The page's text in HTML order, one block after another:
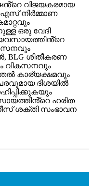
വിജയകരമായ
ഐസ് നിർമ്മാണ
ഒരു വേദി
BLG ശീതീകരണ
വികസനവും
കാര്യക്ഷമവും
ദിശയിൽ
ഹരിത
ശക്തി സംഭാവന